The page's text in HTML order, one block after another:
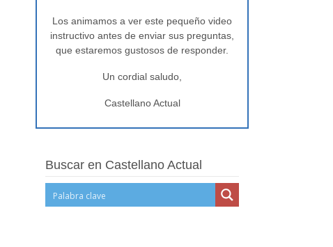
Los animamos a ver este pequeño video
instructivo antes de enviar sus preguntas,
que estaremos gustosos de responder.
Un cordial saludo,
Castellano Actual
Buscar en Castellano Actual